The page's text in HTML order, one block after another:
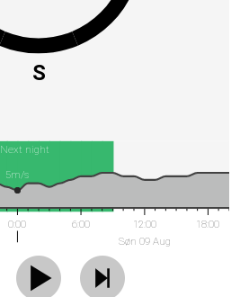
S
Next night
0:00 6:00
12:00
Søn 09 Aug
18:00
5m/s